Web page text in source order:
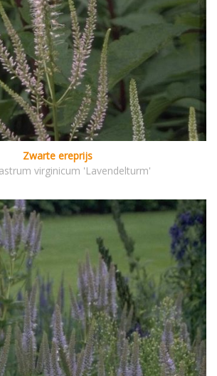
Zwarte ereprijs
virginicum 'Lavendelturm'